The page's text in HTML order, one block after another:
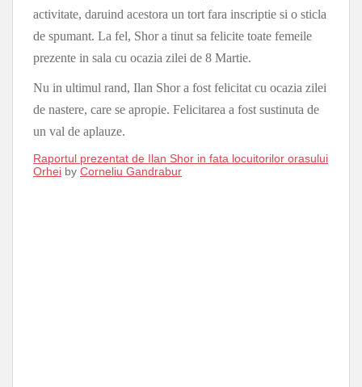
activitate, daruind acestora un tort fara inscriptie si o sticla
de spumant. La fel, Shor a tinut sa felicite toate femeile
prezente in sala cu ocazia zilei de 8 Martie.
Nu in ultimul rand, Ilan Shor a fost felicitat cu ocazia zilei
de nastere, care se apropie. Felicitarea a fost sustinuta de
un val de aplauze.
Raportul prezentat de Ilan Shor in fata locuitorilor orasului
Orhei by Corneliu Gandrabur